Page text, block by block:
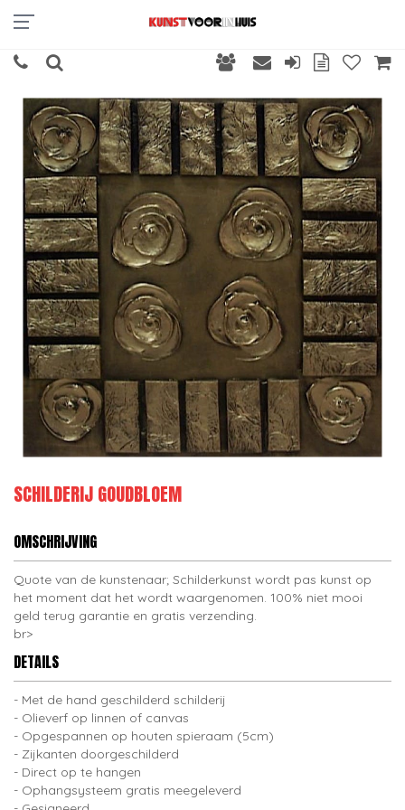
SCHILDERIJ GOUDBLOEM
OMSCHRIJVING
Quote van de kunstenaar; Schilderkunst wordt pas kunst op
het moment dat het wordt waargenomen. 100% niet mooi
geld terug garantie en gratis verzending.
br>
DETAILS
Met de hand geschilderd schilderij
Olieverf op linnen of canvas
Opgespannen op houten spieraam (5cm)
Zijkanten doorgeschilderd
Direct op te hangen
Ophangsysteem gratis meegeleverd